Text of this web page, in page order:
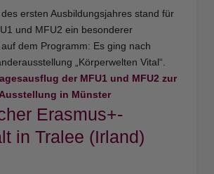
ersten Ausbildungsjahres stand für
und MFU2 ein besonderer
dem Programm: Es ging nach
„Körperwelten Vital“.
der MFU1 und MFU2 zur
in Münster
Erasmus+-
in Tralee (Irland)